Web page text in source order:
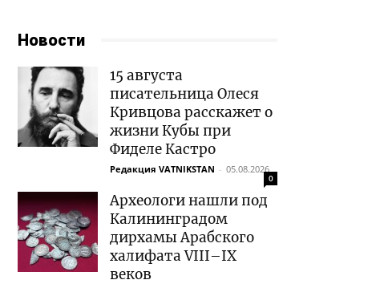
Новости
15 августа
писательница Олеся
Кривцова расскажет о
жизни Кубы при
Фиделе Кастро
Редакция VATNIKSTAN - 05.08.2026
0
Археологи нашли под
Калининградом
дирхамы Арабского
халифата VIII–IX
веков